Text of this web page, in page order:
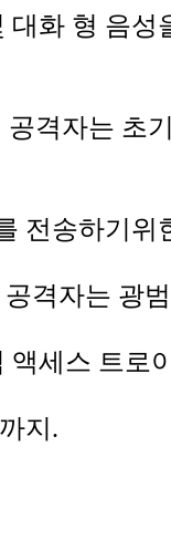
대화 형 음
격자는 초
전송하기
격자는 광
액세스 트로
지.